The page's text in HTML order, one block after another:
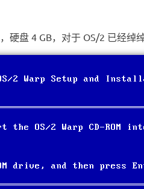
盘 4 GB，对于 OS/2 已经绰